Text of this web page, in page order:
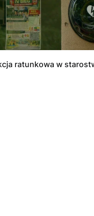
ratunkowa w